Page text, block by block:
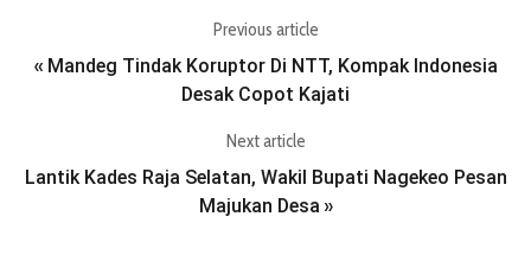
Previous article
« Mandeg Tindak Koruptor Di NTT, Kompak Indonesia
Desak Copot Kajati
Next article
Lantik Kades Raja Selatan, Wakil Bupati Nagekeo Pesan
Majukan Desa »